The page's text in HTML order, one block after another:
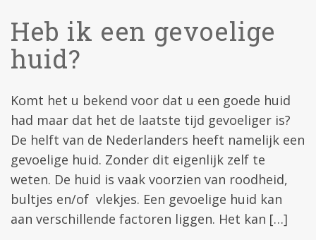
Heb ik een gevoelige
huid?
Komt het u bekend voor dat u een goede huid
had maar dat het de laatste tijd gevoeliger is?
De helft van de Nederlanders heeft namelijk een
gevoelige huid. Zonder dit eigenlijk zelf te
weten. De huid is vaak voorzien van roodheid,
bultjes en/of vlekjes. Een gevoelige huid kan
aan verschillende factoren liggen. Het kan […]